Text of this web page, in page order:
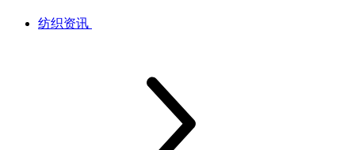
纺织资讯